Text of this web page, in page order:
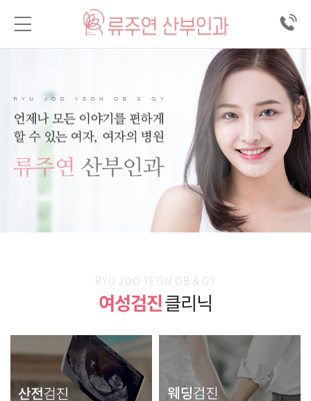
RYU JOO YEON OB & GY
여성검진클리닉